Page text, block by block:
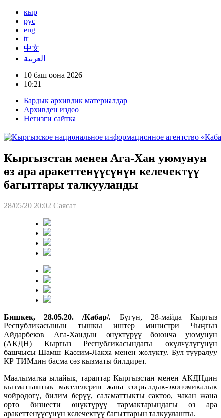
кыр
рус
eng
tr
中文
العربية
10 баш оона 2026
10:21
Бардык архивдик материалдар
Архивден издөө
Негизги сайтка
Кыргызстан менен Ага-Хан уюмунун
өз ара аракеттенүүсүнүн келечектүү
багыттары талкууланды
28/05/20 20:02 Саясат
Бишкек, 28.05.20. /Кабар/. Бүгүн, 28-майда Кыргыз
Республикасынын тышкы иштер министри Чыңгыз
Айдарбеков Ага-Хандын өнүктүрүү боюнча уюмунун
(АКДН) Кыргыз Республикасындагы өкүлчүлүгүнүн
башчысы Шамш Кассим-Лакха менен жолукту. Бул тууралуу
КР ТИМдин басма сөз кызматы билдирет.
Маалыматка ылайык, тараптар Кыргызстан менен АКДНдин
кызматташтык маселелерин жана социалдык-экономикалык
чөйрөдөгү, билим берүү, саламаттыкты сактоо, чакан жана
орто бизнести өнүктүрүү тармактарындагы өз ара
аракеттенүүсүнүн келечектүү багыттарын талкуулашты.